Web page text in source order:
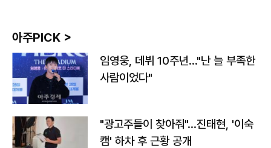
아주PICK >
임영웅, 데뷔 10주년…"난 늘 부족한
사람이었다"
"광고주들이 찾아줘"…진태현, '이숙
캠' 하차 후 근황 공개